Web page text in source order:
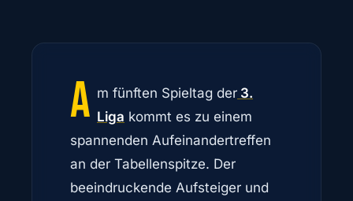
A m fünften Spieltag der 3.
Liga kommt es zu einem
spannenden Aufeinandertreffen
an der Tabellenspitze. Der
beeindruckende Aufsteiger und